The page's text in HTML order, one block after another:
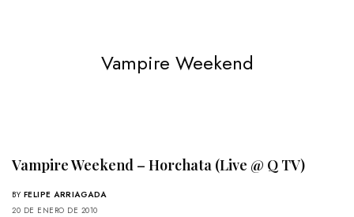
Vampire Weekend
Vampire Weekend – Horchata (Live @ Q TV)
BY FELIPE ARRIAGADA
20 DE ENERO DE 2010